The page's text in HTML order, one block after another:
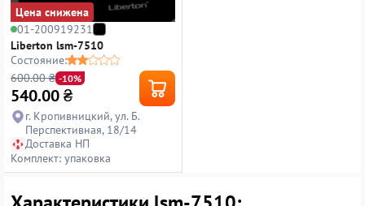
Цена снижена
01-200919231
Liberton lsm-7510
Состояние:
600.00 ₴ -10%
540.00₴
г. Кропивницкий, ул. Б.
Перспективная, 18/14
Доставка НП
Комплект: упаковка